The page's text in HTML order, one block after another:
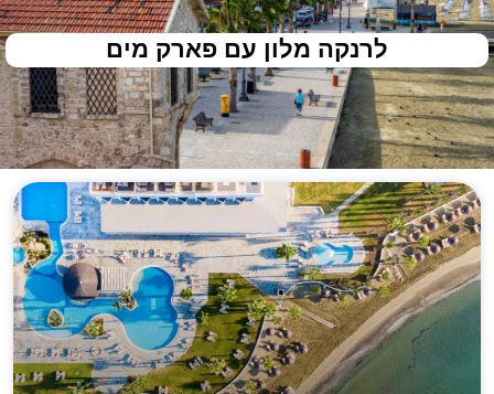
לרנקה מלון עם פארק מים